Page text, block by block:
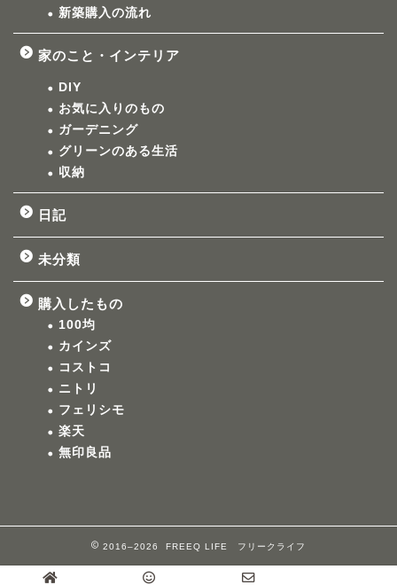
新築購入の流れ
家のこと・インテリア
DIY
お気に入りのもの
ガーデニング
グリーンのある生活
収納
日記
未分類
購入したもの
100均
カインズ
コストコ
ニトリ
フェリシモ
楽天
無印良品
2016–2026 FREEQ LIFE フリークライフ